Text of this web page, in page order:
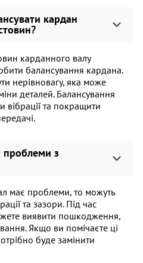
кардан
карданного валу
балансування кардана.
нерівновагу, яка може
деталей. Балансування
вібрації та покращити
проблеми з
має проблеми, то можуть
та зазори. Під час
виявити пошкодження,
Якщо ви помічаєте ці
буде замінити